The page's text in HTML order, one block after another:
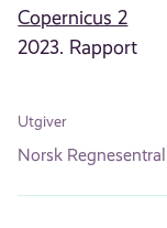
Copernicus 2
2023. Rapport
Utgiver
Norsk Regnesentral